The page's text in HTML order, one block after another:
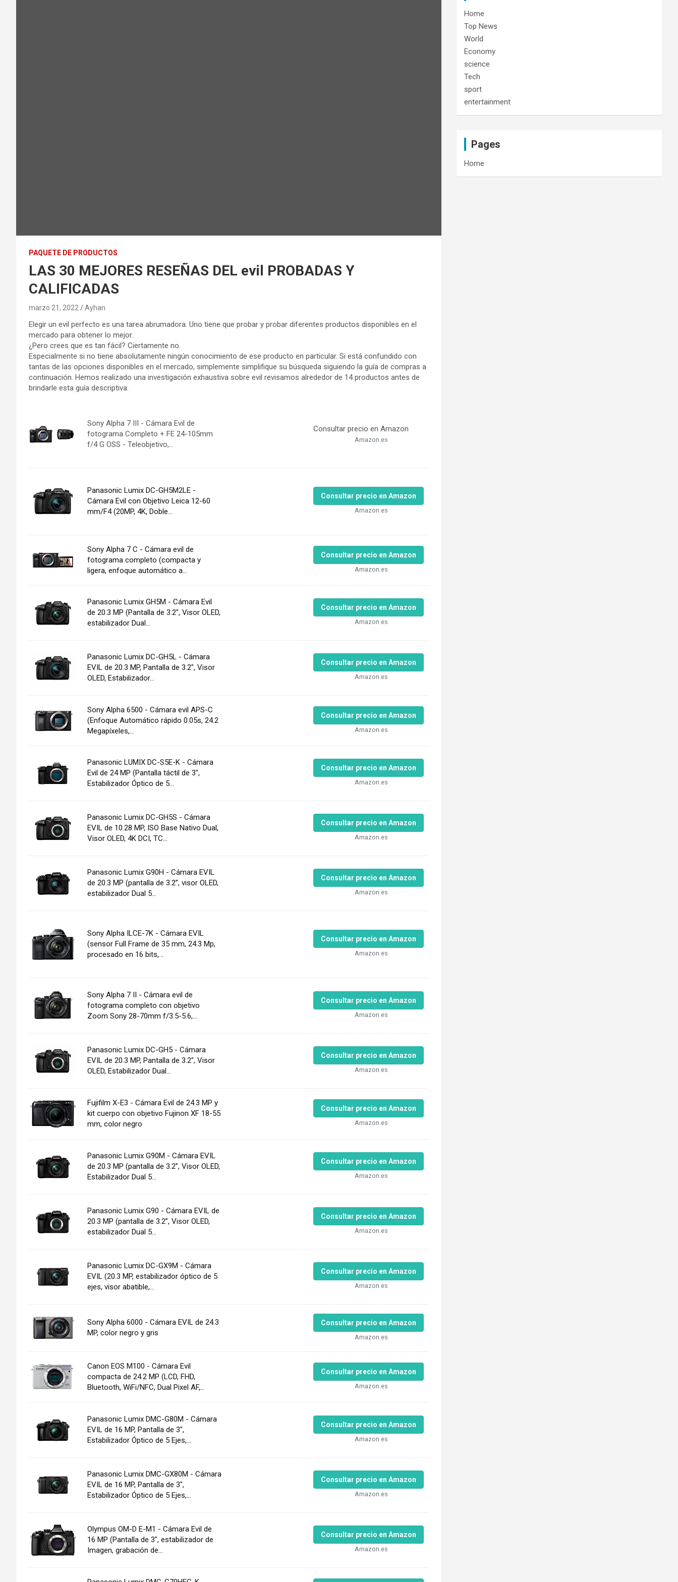
PAQUETE DE PRODUCTOS
LAS 30 MEJORES RESEÑAS DEL evil PROBADAS Y
CALIFICADAS
marzo 21, 2022 Ayhan
Elegir un evil perfecto es una tarea abrumadora. Uno tiene que probar y probar diferentes productos disponibles en el
mercado para obtener lo mejor.
¿Pero crees que es tan fácil? Ciertamente no.
Especialmente si no tiene absolutamente ningún conocimiento de ese producto en particular. Si está confundido con
tantas de las opciones disponibles en el mercado, simplemente simplifique su búsqueda siguiendo la guía de compras a
continuación. Hemos realizado una investigación exhaustiva sobre evil revisamos alrededor de 14 productos antes de
brindarle esta guía descriptiva.
Sony Alpha 7 III - Cámara Evil de
fotograma Completo + FE 24-105mm
f/4 G OSS - Teleobjetivo,...
Consultar precio en Amazon
Amazon.es
Panasonic Lumix DC-GH5M2LE -
Cámara Evil con Objetivo Leica 12-60
mm/F4 (20MP, 4K, Doble...
Consultar precio en Amazon
Amazon.es
Sony Alpha 7 C - Cámara evil de
fotograma completo (compacta y
ligera, enfoque automático a...
Consultar precio en Amazon
Amazon.es
Panasonic Lumix GH5M - Cámara Evil
de 20.3 MP (Pantalla de 3.2", Visor OLED,
estabilizador Dual...
Consultar precio en Amazon
Amazon.es
Panasonic Lumix DC-GH5L - Cámara
EVIL de 20.3 MP, Pantalla de 3.2", Visor
OLED, Estabilizador...
Consultar precio en Amazon
Amazon.es
Sony Alpha 6500 - Cámara evil APS-C
(Enfoque Automático rápido 0.05s, 24.2
Megapíxeles,...
Consultar precio en Amazon
Amazon.es
Panasonic LUMIX DC-S5E-K - Cámara
Evil de 24 MP (Pantalla táctil de 3",
Estabilizador Óptico de 5...
Consultar precio en Amazon
Amazon.es
Panasonic Lumix DC-GH5S - Cámara
EVIL de 10.28 MP, ISO Base Nativo Dual,
Visor OLED, 4K DCI, TC...
Consultar precio en Amazon
Amazon.es
Panasonic Lumix G90H - Cámara EVIL
de 20.3 MP (pantalla de 3.2”, visor OLED,
estabilizador Dual 5...
Consultar precio en Amazon
Amazon.es
Sony Alpha ILCE-7K - Cámara EVIL
(sensor Full Frame de 35 mm, 24.3 Mp,
procesado en 16 bits,...
Consultar precio en Amazon
Amazon.es
Sony Alpha 7 II - Cámara evil de
fotograma completo con objetivo
Zoom Sony 28-70mm f/3.5-5.6,...
Consultar precio en Amazon
Amazon.es
Panasonic Lumix DC-GH5 - Cámara
EVIL de 20.3 MP, Pantalla de 3.2", Visor
OLED, Estabilizador Dual...
Consultar precio en Amazon
Amazon.es
Fujifilm X-E3 - Cámara Evil de 24.3 MP y
kit cuerpo con objetivo Fujinon XF 18-55
mm, color negro
Consultar precio en Amazon
Amazon.es
Panasonic Lumix G90M - Cámara EVIL
de 20.3 MP (pantalla de 3.2”, Visor OLED,
Estabilizador Dual 5...
Consultar precio en Amazon
Amazon.es
Panasonic Lumix G90 - Cámara EVIL de
20.3 MP (pantalla de 3.2”, Visor OLED,
estabilizador Dual 5...
Consultar precio en Amazon
Amazon.es
Panasonic Lumix DC-GX9M - Cámara
EVIL (20.3 MP, estabilizador óptico de 5
ejes, visor abatible,...
Consultar precio en Amazon
Amazon.es
Sony Alpha 6000 - Cámara EVIL de 24.3
MP, color negro y gris
Consultar precio en Amazon
Amazon.es
Canon EOS M100 - Cámara Evil
compacta de 24.2 MP (LCD, FHD,
Bluetooth, WiFi/NFC, Dual Pixel AF,...
Consultar precio en Amazon
Amazon.es
Panasonic Lumix DMC-G80M - Cámara
EVIL de 16 MP, Pantalla de 3",
Estabilizador Óptico de 5 Ejes,...
Consultar precio en Amazon
Amazon.es
Panasonic Lumix DMC-GX80M - Cámara
EVIL de 16 MP, Pantalla de 3",
Estabilizador Óptico de 5 Ejes,...
Consultar precio en Amazon
Amazon.es
Olympus OM-D E-M1 - Cámara Evil de
16 MP (Pantalla de 3", estabilizador de
Imagen, grabación de...
Consultar precio en Amazon
Amazon.es
Home
Top News
World
Economy
science
Tech
sport
entertainment
Pages
Home